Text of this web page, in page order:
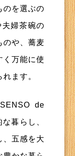
のを選ぶの
婦茶碗の
のや、蕎麦
く万能に使
ます。
de
暮らし、
、五感を大